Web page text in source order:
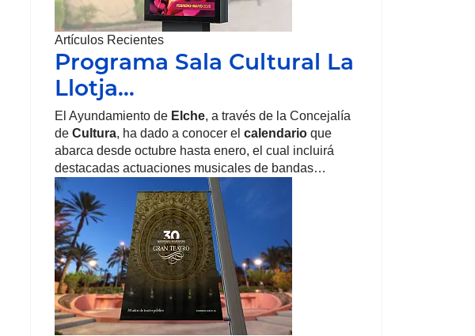
Artículos Recientes
Programa Sala Cultural La
Llotja…
El Ayundamiento de Elche, a través de la Concejalía
de Cultura, ha dado a conocer el calendario que
abarca desde octubre hasta enero, el cual incluirá
destacadas actuaciones musicales de bandas…